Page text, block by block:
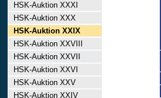
HSK-Auktion XXXI
HSK-Auktion XXX
HSK-Auktion XXIX
HSK-Auktion XXVIII
HSK-Auktion XXVII
HSK-Auktion XXVI
HSK-Auktion XXV
HSK-Auktion XXIV